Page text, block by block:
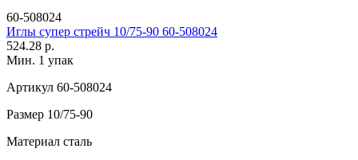
60-508024
Иглы супер стрейч 10/75-90 60-508024
524.28 р.
Мин. 1 упак
Артикул 60-508024
Размер 10/75-90
Материал сталь